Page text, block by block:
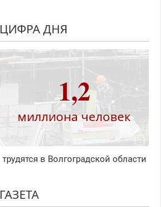
ЦИФРА ДНЯ
1,2
миллиона человек
трудятся в Волгоградской области
ГАЗЕТА